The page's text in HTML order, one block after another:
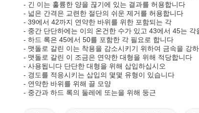
- 긴 이는 훌륭한 양을 끊기에 있는 결과를 허용합니다
- 넓은 간격은 교련한 절단의 쉬운 제거를 허용합니다
- 39에서 42까지 연약한 바위를 위한 포함되는 각
- 중간 단단하에는 이의 온건한 수가 있고 43에서 45는 각
- 하드 록은 45에서 50를 포함한 각 필요로 합니다
- 맷돌로 갈린 이는 착용을 감소시키기 위하여 금속을 강
- 맷돌로 갈린 이 조금은 연약한 대형을 위해 적당합니다
- 사용됩니다 단단한 대형을 위해 삽입하십시오
- 경도를 적응시키는 삽입의 몇몇 유형이 있습니다
- 연약한 바위를 위해 끌 모양
- 중간과 하드 록의 둘레에 또는을 위해 둥근